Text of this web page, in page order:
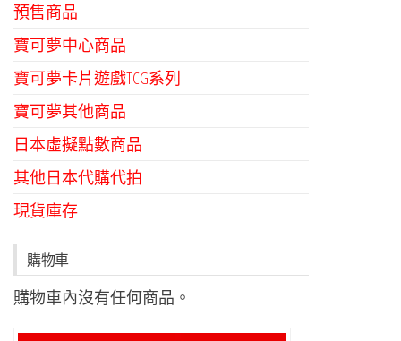
預售商品
寶可夢中心商品
寶可夢卡片遊戲TCG系列
寶可夢其他商品
日本虛擬點數商品
其他日本代購代拍
現貨庫存
購物車
購物車內沒有任何商品。